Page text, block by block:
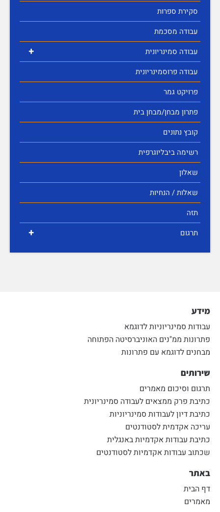
סקירת ספרות
עבודה מסכמת
+
עבודה סמינריונית
עבודה פרוסמינריונית
פרויקט גמר
פתרון מבחן/מבחן בית
קובץ נתונים
רשימה ביבליוגרפית
שאלון
שאלות / הנחיות
תזה
+ תרגום
מידע
עבודות סמינריוניות לדוגמא
פתרונות ממ"נים האוניברסיטה הפתוחה
מבחנים לדוגמא עם פתרונות
שירותים
תרגום וסיכום מאמרים
כתיבת פרק ממצאים לעבודה סמינריונית
כתיבת דיון לעבודות סמינריוניות
עריכה אקדמית לסטודנטים
כתיבת עבודות אקדמיות באנגלית
שכתוב עבודות אקדמיות לסטודנטים
באתר
דף הבית
מאמרים